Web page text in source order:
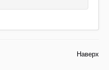
Наверх